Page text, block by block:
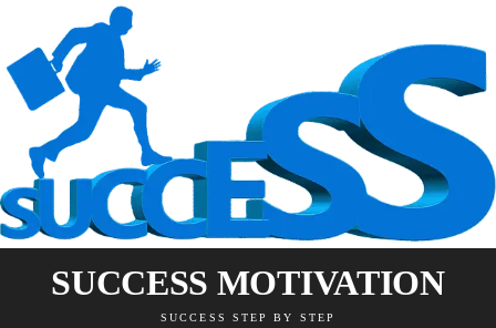
content
SUCCESS MOTIVATION
SUCCESS STEP BY STEP